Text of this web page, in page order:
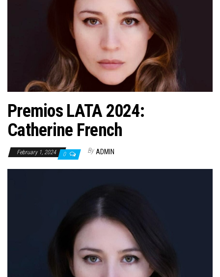
Premios LATA 2024:
Catherine French
February 1, 2024 0 By ADMIN